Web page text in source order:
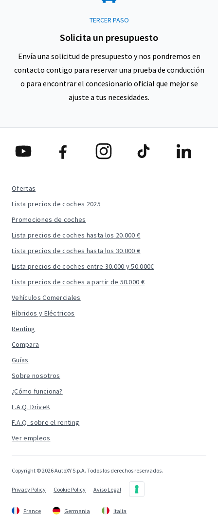
TERCER PASO
Solicita un presupuesto
Envía una solicitud de presupuesto y nos pondremos en
contacto contigo para reservar una prueba de conducción
o para encontrar el concesionario oficial que mejor se
ajuste a tus necesidades.
Ofertas
Lista precios de coches 2025
Promociones de coches
Lista precios de coches hasta los 20.000 €
Lista precios de coches hasta los 30.000 €
Lista precios de coches entre 30.000 y 50.000€
Lista precios de coches a partir de 50.000 €
Vehículos Comerciales
Híbridos y Eléctricos
Renting
Compara
Guías
Sobre nosotros
¿Cómo funciona?
F.A.Q. DriveK
F.A.Q. sobre el renting
Ver empleos
Copyright © 2026 AutoXY S.p.A. Todos los derechos reservados.
Privacy Policy Cookie Policy Aviso Legal
France Germania Italia